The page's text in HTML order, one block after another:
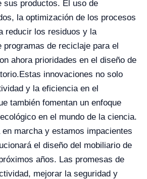
sus productos. El uso de
la optimización de los procesos
reducir los residuos y la
programas de reciclaje para el
ahora prioridades en el diseño de
Estas innovaciones no solo
y la eficiencia en el
también fomentan un enfoque
en el mundo de la ciencia.
marcha y estamos impacientes
el diseño del mobiliario de
años. Las promesas de
mejorar la seguridad y